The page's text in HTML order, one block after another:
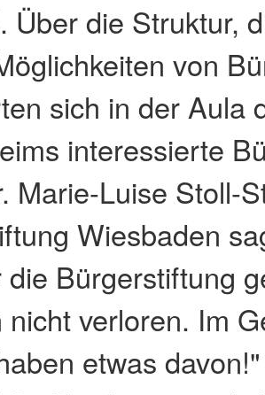
Über die Struktur,
von
sich in der Aula
interessierte
Marie-Luise Stoll-
Wiesbaden
die Bürgerstiftung
nicht verloren. Im
etwas